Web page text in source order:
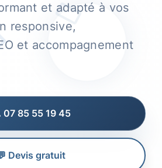
et adapté à vos
responsive,
et accompagnement
07 85 55 19 45
Devis gratuit